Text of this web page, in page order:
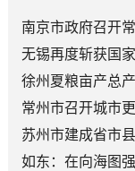
南京市政府召开
无锡再度斩获国
顶层赛道
徐州夏粮亩产总
常州市召开城市
苏州市建成省市
如东：在向海图